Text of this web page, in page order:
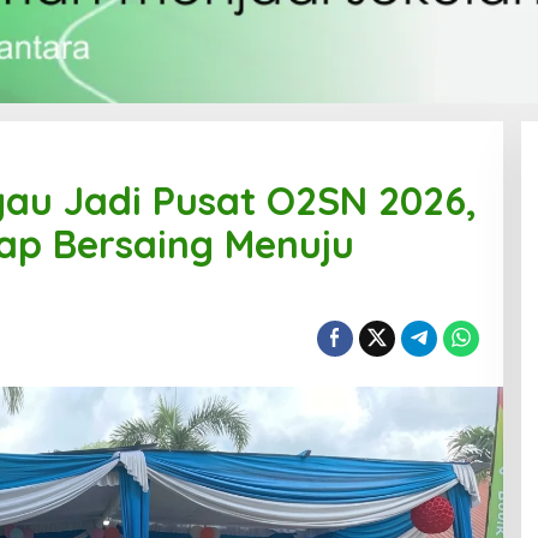
Jadi Pusat O2SN 2026,
Bersaing Menuju